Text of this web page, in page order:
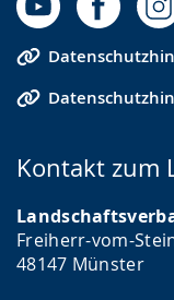
Kontakt zum
Freiherr-vom-
48147 Münster